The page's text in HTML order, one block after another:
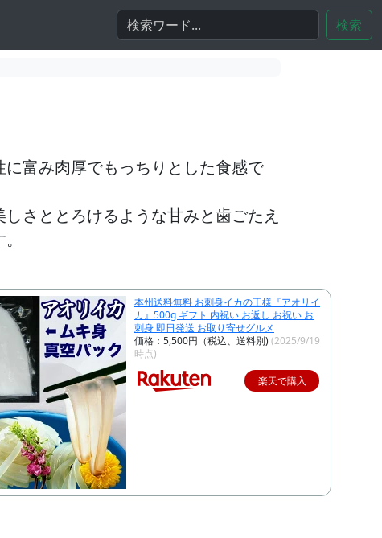
検索
に富み肉厚でもっちりとした食感で
さととろけるような甘みと歯ごたえ
本州送料無料 お刺身イカの王様『アオリイ
カ』500g ギフト 内祝い お返し お祝い お
刺身 即日発送 お取り寄せグルメ
価格：5,500円（税込、送料別) (2025/9/19
時点)
楽天で購入